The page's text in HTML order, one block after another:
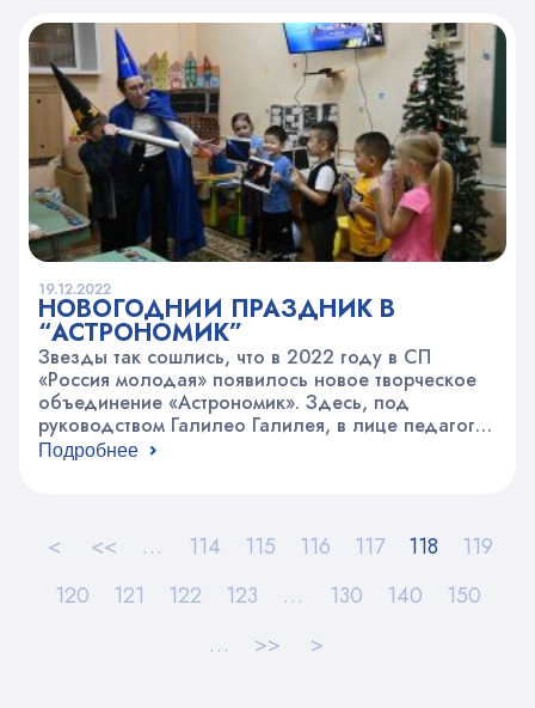
ребятами, которые уже занимаются этим видом
спорта. Под…
19.12.2022
НОВОГОДНИЙ ПРАЗДНИК В
“АСТРОНОМИК”
Звезды так сошлись, что в 2022 году в СП
«Россия молодая» появилось новое творческое
объединение «Астрономик». Здесь, под
руководством Галилео Галилея, в лице педагога
Татьяны Николаевны Кученовой, в “волшебной”
интереснейшей работы, дети действительно
многое узнали, например, что Сатурн настолько…
Подробнее
< << … 114 115 116 117 118
119
120
121 122 123 … 130 140
150
…
>> >